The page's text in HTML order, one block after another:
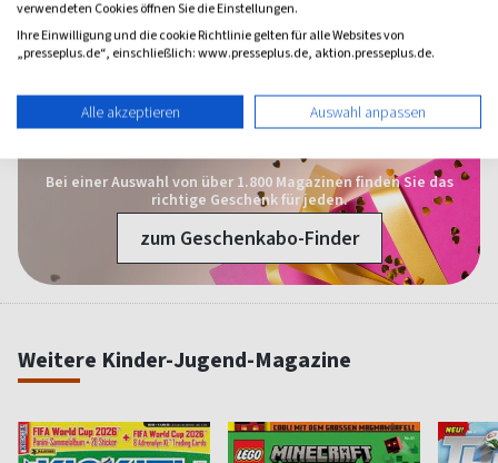
wenn er das neue Heft erhält
1 Jahr Freude schenken!
Bei einer Auswahl von über 1.800 Magazinen finden Sie das
richtige Geschenk für jeden.
zum Geschenkabo-Finder
Weitere Kinder-Jugend-Magazine
verwendeten Cookies öffnen Sie die Einstellungen.
Ihre Einwilligung und die cookie Richtlinie gelten für alle Websites von
„presseplus.de“, einschließlich: www.presseplus.de, aktion.presseplus.de.
Alle akzeptieren Auswahl anpassen